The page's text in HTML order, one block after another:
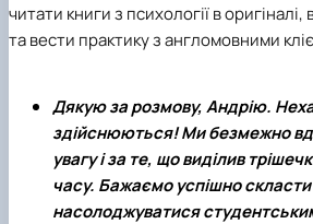
читати книги з психології в оригіналі,
та вести практику з англомовними
Дякую за розмову, Андрію. Нехай
здійснюються! Ми безмежно
увагу і за те, що виділив
часу. Бажаємо успішно
насолоджуватися